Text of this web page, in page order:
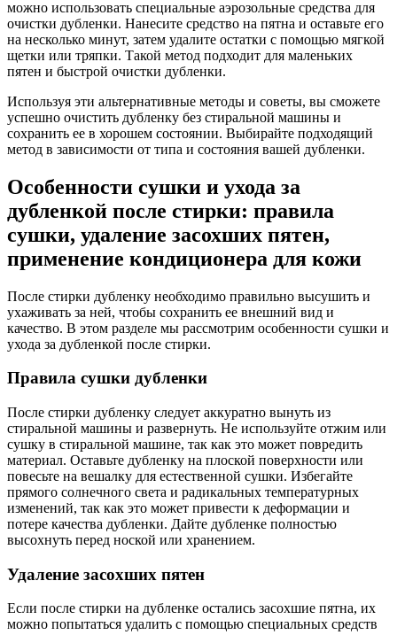
можно использовать специальные аэрозольные средства для
очистки дубленки. Нанесите средство на пятна и оставьте его
на несколько минут, затем удалите остатки с помощью мягкой
щетки или тряпки. Такой метод подходит для маленьких
пятен и быстрой очистки дубленки.
Используя эти альтернативные методы и советы, вы сможете
успешно очистить дубленку без стиральной машины и
сохранить ее в хорошем состоянии. Выбирайте подходящий
метод в зависимости от типа и состояния вашей дубленки.
Особенности сушки и ухода за
дубленкой после стирки: правила
сушки, удаление засохших пятен,
применение кондиционера для кожи
После стирки дубленку необходимо правильно высушить и
ухаживать за ней, чтобы сохранить ее внешний вид и
качество. В этом разделе мы рассмотрим особенности сушки и
ухода за дубленкой после стирки.
Правила сушки дубленки
После стирки дубленку следует аккуратно вынуть из
стиральной машины и развернуть. Не используйте отжим или
сушку в стиральной машине, так как это может повредить
материал. Оставьте дубленку на плоской поверхности или
повесьте на вешалку для естественной сушки. Избегайте
прямого солнечного света и радикальных температурных
изменений, так как это может привести к деформации и
потере качества дубленки. Дайте дубленке полностью
высохнуть перед ноской или хранением.
Удаление засохших пятен
Если после стирки на дубленке остались засохшие пятна, их
можно попытаться удалить с помощью специальных средств